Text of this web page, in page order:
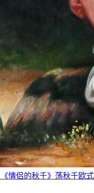
情侣的秋千》荡秋千欧